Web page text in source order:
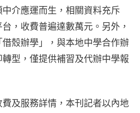
介應運而生，相關資料充斥
台，收費普遍達數萬元。另外，
殼辦學」，與本地中學合作辦
型，僅提供補習及代辦中學報
及服務詳情，本刊記者以內地